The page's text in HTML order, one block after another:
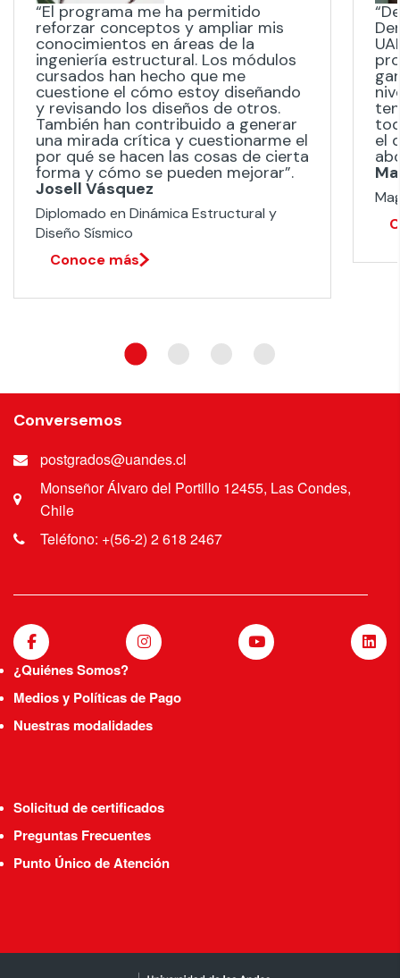
“El programa me ha permitido
reforzar conceptos y ampliar mis
conocimientos en áreas de la
ingeniería estructural. Los módulos
cursados han hecho que me
cuestione el cómo estoy diseñando
y revisando los diseños de otros.
También han contribuido a generar
una mirada crítica y cuestionarme el
por qué se hacen las cosas de cierta
forma y cómo se pueden mejorar”.
Josell Vásquez
Diplomado en Dinámica Estructural y
Diseño Sísmico​
Conoce más
el
Conversemos
postgrados@uandes.cl
Monseñor Álvaro del Portillo 12455, Las Condes,
Chile
Teléfono: +(56-2) 2 618 2467
¿Quiénes Somos?
Medios y Políticas de Pago
Nuestras modalidades
Solicitud de certificados
Preguntas Frecuentes
Punto Único de Atención